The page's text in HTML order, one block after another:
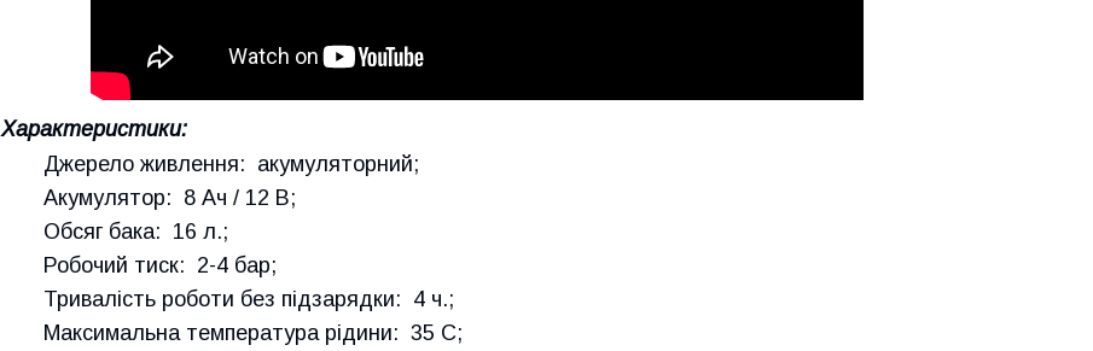
Характеристики:
Джерело живлення: акумуляторний;
Акумулятор: 8 Ач / 12 В;
Обсяг бака: 16 л.;
Робочий тиск: 2-4 бар;
Тривалість роботи без підзарядки: 4 ч.;
Максимальна температура рідини: 35 C;